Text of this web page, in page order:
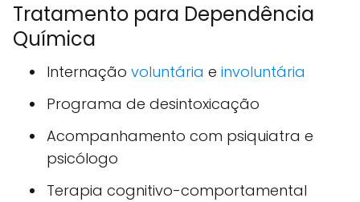
Tratamento para Dependência
Química
Internação voluntária e involuntária
Programa de desintoxicação
Acompanhamento com psiquiatra e
psicólogo
Terapia cognitivo-comportamental